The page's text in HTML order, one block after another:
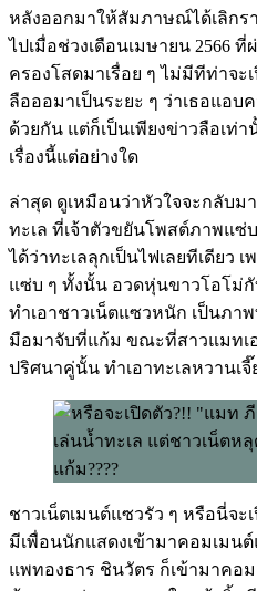
หลังออกมาให้สัมภาษณ์ได้เลิกร
ไปเมื่อช่วงเดือนเมษายน 2566
ครองโสดมาเรื่อย ๆ ไม่มีทีท่าจ
ลือออมาเป็นระยะ ๆ ว่าเธอแอ
ด้วยกัน แต่ก็เป็นเพียงข่าวลือเท่า
เรื่องนี้แต่อย่างใด
ล่าสุด ดูเหมือนว่าหัวใจจะกลับม
ทะเล ที่เจ้าตัวขยันโพสต์ภาพแซ่
ได้ว่าทะเลลุกเป็นไฟเลยทีเดียว
แซ่บ ๆ ทั้งนั้น อวดหุ่นขาวโอโม่
ทำเอาชาวเน็ตแซวหนัก เป็นภ
มือมาจับที่แก้ม ขณะที่สาวแมทเ
ปริศนาคู่นั้น ทำเอาทะเลหวานเจี๊
ชาวเน็ตเมนต์แซวรัว ๆ หรือนี่จ
มีเพื่อนนักแสดงเข้ามาคอมเมน
แพทองธาร ชินวัตร ก็เข้ามาคอ